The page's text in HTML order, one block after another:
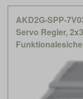
AKD2G-SPP-
Servo Regler,